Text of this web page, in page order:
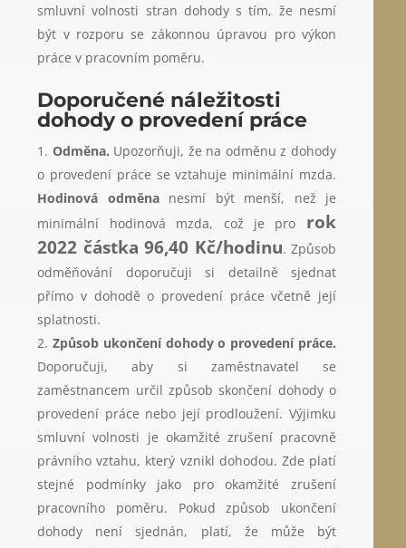
smluvní volnosti stran dohody s tím, že nesmí
být v rozporu se zákonnou úpravou pro výkon
práce v pracovním poměru.
Doporučené náležitosti
dohody o provedení práce
Odměna. Upozorňuji, že na odměnu z dohody
o provedení práce se vztahuje minimální mzda.
Hodinová odměnanesmí být menší, než je
minimální hodinová mzda, což je pro rok
2022 částka 96,40 Kč/hodinu. Způsob
odměňování doporučuji si detailně sjednat
přímo v dohodě o provedení práce včetně její
splatnosti.
Způsob ukončení dohody o provedení práce.
Doporučuji, aby si zaměstnavatel se
zaměstnancem určil způsob skončení dohody o
provedení práce nebo její prodloužení. Výjimku
smluvní volnosti je okamžité zrušení pracovně
právního vztahu, který vznikl dohodou. Zde platí
stejné podmínky jako pro okamžité zrušení
pracovního poměru. Pokud způsob ukončení
dohody není sjednán, platí, že může být